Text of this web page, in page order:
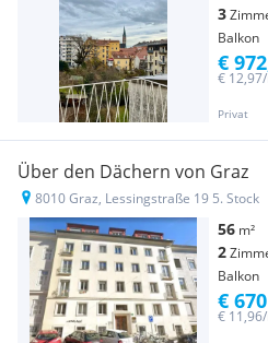
3
Balkon
Privat
€
€
Über den Dächern von Graz
8010 Graz, Lessingstraße 19 5. Stock
56 m²
2
Balkon
€
€ 670